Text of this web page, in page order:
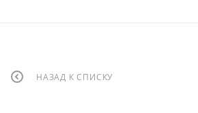
НАЗАД К СПИСКУ